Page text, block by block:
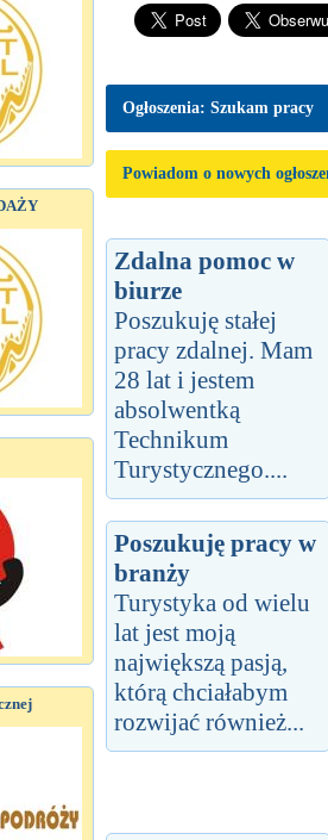
Ogłoszenia: Szukam pracy
Powiadom o nowych
Zdalna pomoc w
biurze
Poszukuję stałej
pracy zdalnej. Mam
28 lat i jestem
absolwentką
Technikum
Turystycznego....
Poszukuję pracy w
branży
Turystyka od wielu
lat jest moją
największą pasją,
którą chciałabym
rozwijać również...